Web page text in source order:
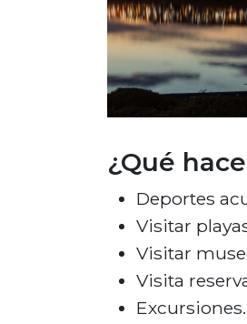
¿Qué
Deportes
Visitar
Visitar
Visita
Excursiones.